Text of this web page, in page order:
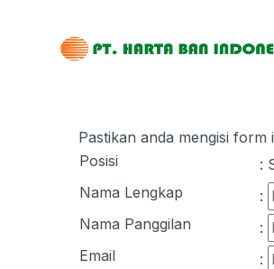
Pastikan anda mengisi form
Posisi
:
Nama Lengkap
:
Nama Panggilan
:
Email
: